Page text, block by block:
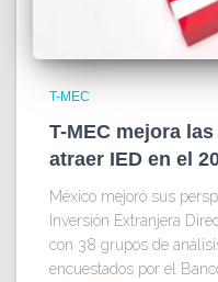
T-MEC
T-MEC mejora
atraer IED en el
México mejoró sus
Inversión Extranjera
con 38 grupos de
encuestados por el